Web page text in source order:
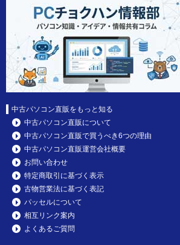
中古パソコン直販をもっと知る
中古パソコン直販について
中古パソコン直販で買うべき6つの理由
中古パソコン直販運営会社概要
お問い合わせ
特定商取引に基づく表示
古物営業法に基づく表記
パッセルについて
相互リンク案内
よくあるご質問